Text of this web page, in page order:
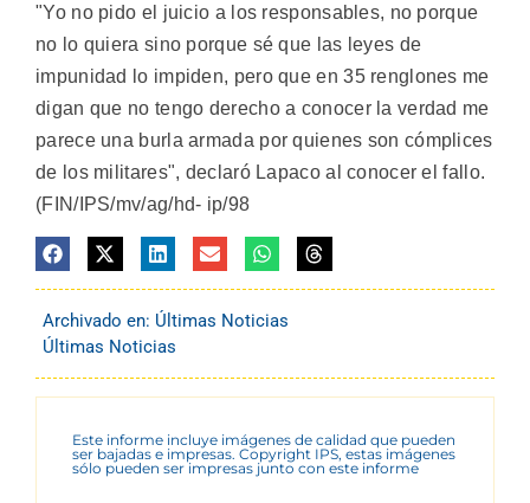
"Yo no pido el juicio a los responsables, no porque
no lo quiera sino porque sé que las leyes de
impunidad lo impiden, pero que en 35 renglones me
digan que no tengo derecho a conocer la verdad me
parece una burla armada por quienes son cómplices
de los militares", declaró Lapaco al conocer el fallo.
(FIN/IPS/mv/ag/hd- ip/98
Archivado en: Últimas Noticias
Últimas Noticias
Este informe incluye imágenes de calidad que pueden
ser bajadas e impresas. Copyright IPS, estas imágenes
sólo pueden ser impresas junto con este informe